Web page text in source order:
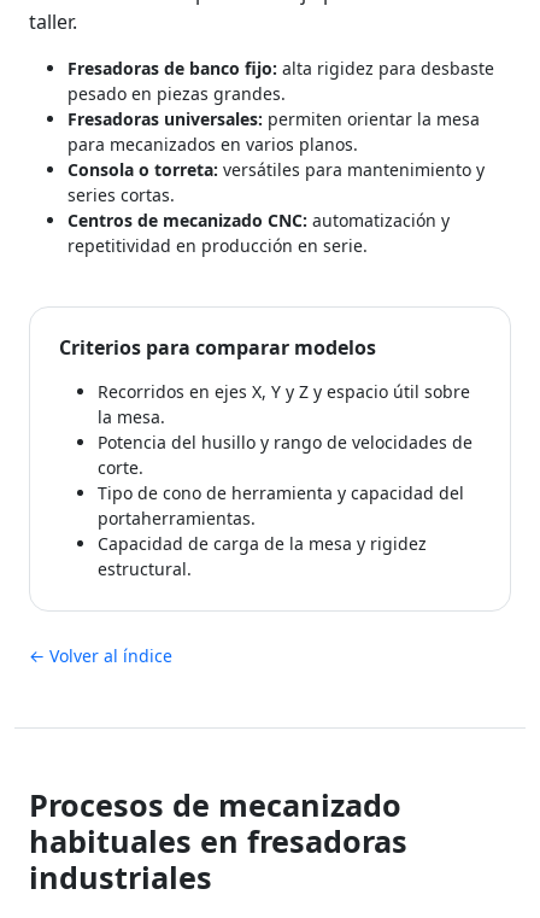
taller.
Fresadoras de banco fijo: alta rigidez para desbaste
pesado en piezas grandes.
Fresadoras universales: permiten orientar la mesa
para mecanizados en varios planos.
Consola o torreta: versátiles para mantenimiento y
series cortas.
Centros de mecanizado CNC: automatización y
repetitividad en producción en serie.
Criterios para comparar modelos
Recorridos en ejes X, Y y Z y espacio útil sobre
la mesa.
Potencia del husillo y rango de velocidades de
corte.
Tipo de cono de herramienta y capacidad del
portaherramientas.
Capacidad de carga de la mesa y rigidez
estructural.
← Volver al índice
Procesos de mecanizado
habituales en fresadoras
industriales